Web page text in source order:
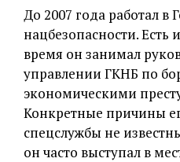
До 2007 года работал в
нацбезопасности.
время он занимал
управлении ГКНБ по
экономическими
Конкретные причины
спецслужбы не
он часто выступал в